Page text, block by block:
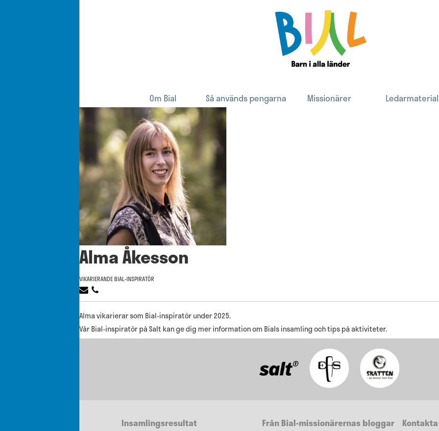
Om Bial Så används pengarna Missionärer Ledarmaterial
Alma Åkesson
VIKARIERANDE BIAL-INSPIRATÖR
Alma vikarierar som Bial-inspiratör under 2025.
Vår Bial-inspiratör på Salt kan ge dig mer information om Bials insamling och tips på aktiviteter.
Insamlingsresultat Från Bial-missionärernas bloggar